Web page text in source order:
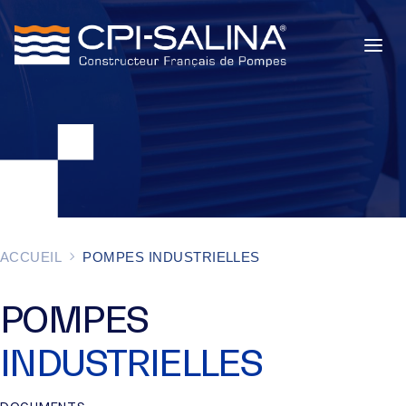
SERVICES
À PROPOS
ACCUEIL POMPES INDUSTRIELLES
POMPES
INDUSTRIELLES